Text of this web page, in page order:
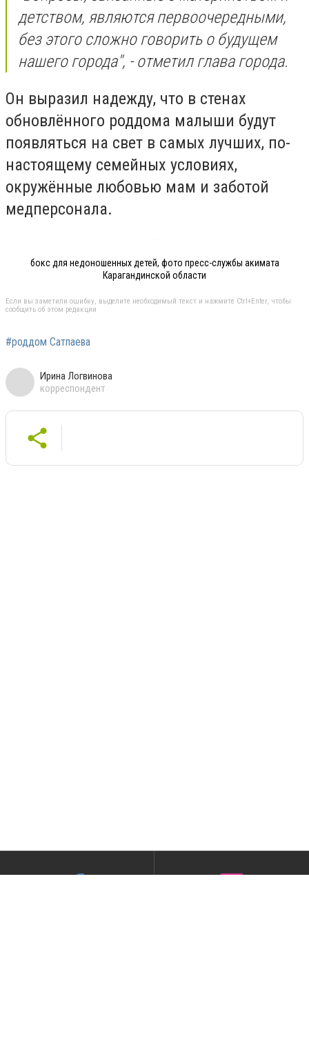
детством, являются первоочередными,
без этого сложно говорить о будущем
нашего города", - отметил глава города.
Он выразил надежду, что в стенах
обновлённого роддома малыши будут
появляться на свет в самых лучших, по-
настоящему семейных условиях,
окружённые любовью мам и заботой
медперсонала.
бокс для недоношенных детей, фото пресс-службы акимата
Карагандинской области
Если вы заметили ошибку, выделите необходимый текст и нажмите Ctrl+Enter, чтобы
сообщить об этом редакции
#роддом Сатпаева
Ирина Логвинова
корреспондент